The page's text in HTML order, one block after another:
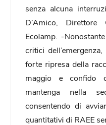
senza alcuna
D’Amico, Direttore
Ecolamp. -
critici
forte ripresa della
maggio e confido
mantenga nella
consentendo di
quantitativi di RAEE